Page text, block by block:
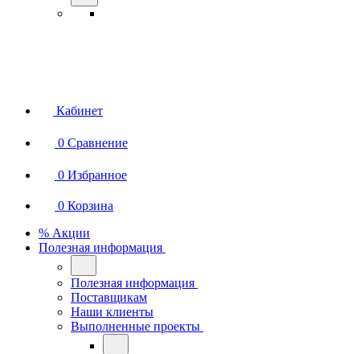
Кабинет
0 Сравнение
0 Избранное
0 Корзина
% Акции
Полезная информация
Полезная информация
Поставщикам
Наши клиенты
Выполненные проекты